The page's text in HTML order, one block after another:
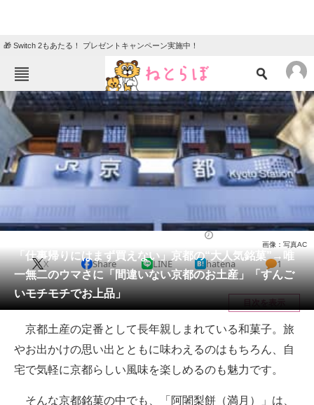
🎁 Switch 2もあたる！ プレゼントキャンペーン実施中！
ねとらぼメニュー
TOP ニュース
エンタメ クイズ
グルメ 地域
動物 リサーチ
会員記事
メディア
注目記事を集めた総合ページ
ITの今と未来を見通す
スマホと通信の最新トレンド
進化するPCとデバイスの未来
「仕事帰りにはまず買えない」京都の“大人気銘菓”→唯
一無二のウマさに「間違いない京都のお土産」「すんご
いモチモチでお上品」
画像：写真AC
X Share LINE hatena 1
目次を表示
京都土産の定番として長年親しまれている和菓子。旅
やお出かけの思い出とともに味わえるのはもちろん、自
宅で気軽に京都らしい風味を楽しめるのも魅力です。
そんな京都銘菓の中でも、「阿闍梨餅（満月）」は、